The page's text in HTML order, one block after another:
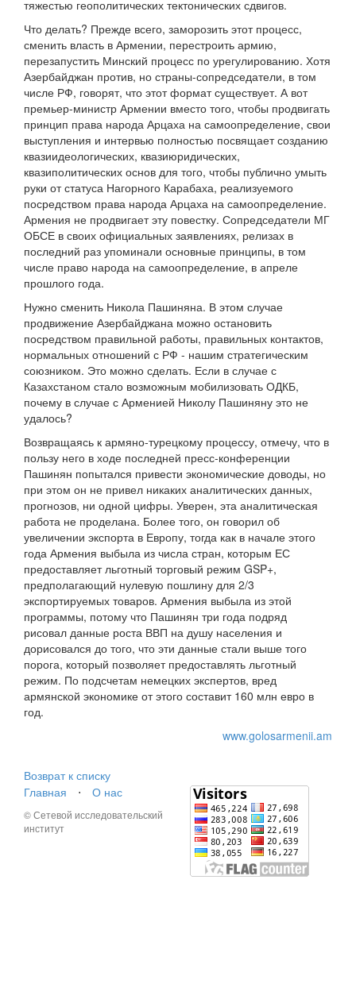
тяжестью геополитических тектонических сдвигов.
Что делать? Прежде всего, заморозить этот процесс,
сменить власть в Армении, перестроить армию,
перезапустить Минский процесс по урегулированию. Хотя
Азербайджан против, но страны-сопредседатели, в том
числе РФ, говорят, что этот формат существует. А вот
премьер-министр Армении вместо того, чтобы продвигать
принцип права народа Арцаха на самоопределение, свои
выступления и интервью полностью посвящает созданию
квазиидеологических, квазиюридических,
квазиполитических основ для того, чтобы публично умыть
руки от статуса Нагорного Карабаха, реализуемого
посредством права народа Арцаха на самоопределение.
Армения не продвигает эту повестку. Сопредседатели МГ
ОБСЕ в своих официальных заявлениях, релизах в
последний раз упоминали основные принципы, в том
числе право народа на самоопределение, в апреле
прошлого года.
Нужно сменить Никола Пашиняна. В этом случае
продвижение Азербайджана можно остановить
посредством правильной работы, правильных контактов,
нормальных отношений с РФ - нашим стратегическим
союзником. Это можно сделать. Если в случае с
Казахстаном стало возможным мобилизовать ОДКБ,
почему в случае с Арменией Николу Пашиняну это не
удалось?
Возвращаясь к армяно-турецкому процессу, отмечу, что в
пользу него в ходе последней пресс-конференции
Пашинян попытался привести экономические доводы, но
при этом он не привел никаких аналитических данных,
прогнозов, ни одной цифры. Уверен, эта аналитическая
работа не проделана. Более того, он говорил об
увеличении экспорта в Европу, тогда как в начале этого
года Армения выбыла из числа стран, которым ЕС
предоставляет льготный торговый режим GSP+,
предполагающий нулевую пошлину для 2/3
экспортируемых товаров. Армения выбыла из этой
программы, потому что Пашинян три года подряд
рисовал данные роста ВВП на душу населения и
дорисовался до того, что эти данные стали выше того
порога, который позволяет предоставлять льготный
режим. По подсчетам немецких экспертов, вред
армянской экономике от этого составит 160 млн евро в
год.
www.golosarmenii.am
Возврат к списку
Главная
⋅ О нас
© Сетевой исследовательский
институт